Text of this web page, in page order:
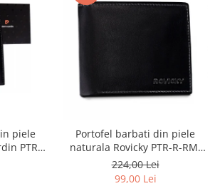
piele
PTR-
Portofel barbati din piele
naturala Rovicky PTR-R-RM-
11-GCL-1834 BL
224,00 Lei
99,00 Lei